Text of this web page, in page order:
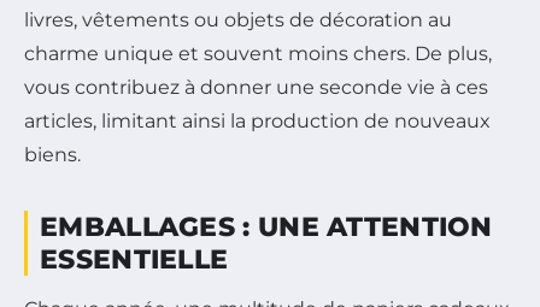
livres, vêtements ou objets de décoration au
charme unique et souvent moins chers. De plus,
vous contribuez à donner une seconde vie à ces
articles, limitant ainsi la production de nouveaux
biens.
EMBALLAGES : UNE ATTENTION
ESSENTIELLE